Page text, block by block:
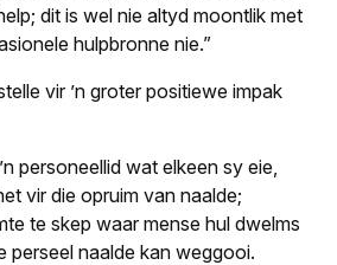
dit is wel nie altyd moontlik met
hulpbronne nie.”
vir ’n groter positiewe impak
personeellid wat elkeen sy eie,
vir die opruim van naalde;
te skep waar mense hul dwelms
perseel naalde kan weggooi.